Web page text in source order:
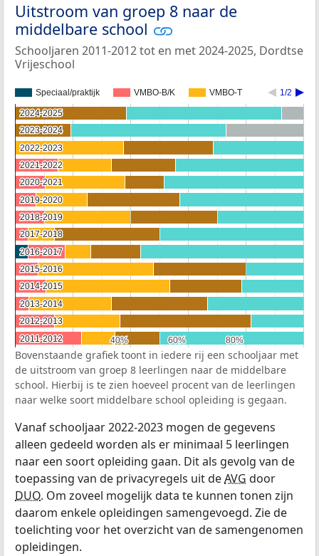
Uitstroom van groep 8 naar de
middelbare school
Schooljaren 2011-2012 tot en met 2024-2025, Dordtse
Vrijeschool
Speciaal/praktijk VMBO-B/K VMBO-T 1/2
40%
40% 60%
60% 80%
80%
2024-2025
2024-2025
2023-2024
2023-2024
2022-2023
2022-2023
2021-2022
2021-2022
2020-2021
2020-2021
2019-2020
2019-2020
2018-2019
2018-2019
2017-2018
2017-2018
2016-2017
2016-2017
2015-2016
2015-2016
2014-2015
2014-2015
2013-2014
2013-2014
2012-2013
2012-2013
2011-2012
2011-2012
Bovenstaande grafiek toont in iedere rij een schooljaar met
de uitstroom van groep 8 leerlingen naar de middelbare
school. Hierbij is te zien hoeveel procent van de leerlingen
naar welke soort middelbare school opleiding is gegaan.
Vanaf schooljaar 2022-2023 mogen de gegevens
alleen gedeeld worden als er minimaal 5 leerlingen
naar een soort opleiding gaan. Dit als gevolg van de
toepassing van de privacyregels uit deAVG door
DUO. Om zoveel mogelijk data te kunnen tonen zijn
daarom enkele opleidingen samengevoegd. Zie de
toelichting voor het overzicht van de samengenomen
opleidingen.